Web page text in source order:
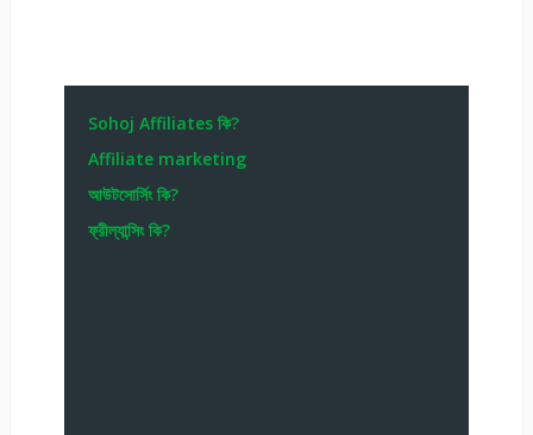
Sohoj Affiliates কি?
Affiliate marketing
আউটসোর্সিং কি?
ফ্রীল্যান্সিং কি?